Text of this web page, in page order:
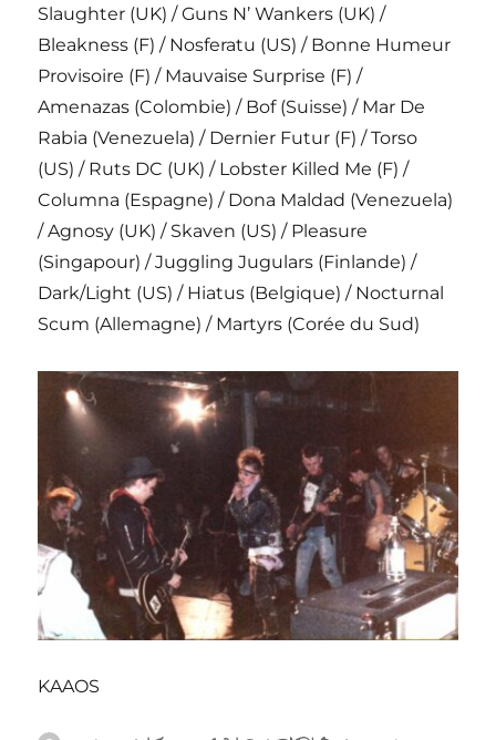
Slaughter (UK) / Guns N’ Wankers (UK) /
Bleakness (F) / Nosferatu (US) / Bonne Humeur
Provisoire (F) / Mauvaise Surprise (F) /
Amenazas (Colombie) / Bof (Suisse) / Mar De
Rabia (Venezuela) / Dernier Futur (F) / Torso
(US) / Ruts DC (UK) / Lobster Killed Me (F) /
Columna (Espagne) / Dona Maldad (Venezuela)
/ Agnosy (UK) / Skaven (US) / Pleasure
(Singapour) / Juggling Jugulars (Finlande) /
Dark/Light (US) / Hiatus (Belgique) / Nocturnal
Scum (Allemagne) / Martyrs (Corée du Sud)
KAAOS